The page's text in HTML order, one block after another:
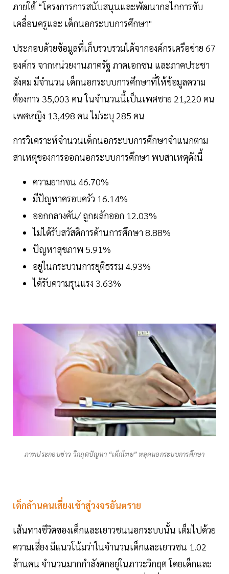
ภายใต้ “โครงการการสนับสนุนและพัฒนากลไกการขับ
เคลื่อนครูและ เด็กนอกระบบการศึกษา"
ประกอบด้วยข้อมูลที่เก็บรวบรวมได้จากองค์กรเครือข่าย 67
องค์กร จากหน่วยงานภาครัฐ ภาคเอกชน และภาคประชา
สังคม มีจำนวน เด็กนอกระบบการศึกษาที่ให้ข้อมูลความ
ต้องการ 35,003 คน ในจำนวนนี้เป็นเพศชาย 21,220 คน
เพศหญิง 13,498 คน ไม่ระบุ 285 คน
การวิเคราะห์จำนวนเด็กนอกระบบการศึกษาจำแนกตาม
สาเหตุของการออกนอกระบบการศึกษา พบสาเหตุดังนี้
ความยากจน 46.70%
มีปัญหาครอบครัว 16.14%
ออกกลางคัน/ ถูกผลักออก 12.03%
ไม่ได้รับสวัสดิการด้านการศึกษา 8.88%
ปัญหาสุขภาพ 5.91%
อยู่ในกระบวนการยุติธรรม 4.93%
ได้รับความรุนแรง 3.63%
ภาพประกอบข่าว วิกฤตปัญหา “เด็กไทย” หลุดนอกระบบการศึกษา
เด็กล้านคนเสี่ยงเข้าสู่วงจรอันตราย
เส้นทางชีวิตของเด็กและเยาวชนนอกระบบนั้น เต็มไปด้วย
ความเสี่ยง มีแนวโน้มว่าในจำนวนเด็กและเยาวชน 1.02
ล้านคน จำนวนมากกำลังตกอยู่ในภาวะวิกฤต โดยเด็กและ